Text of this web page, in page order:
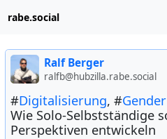
rabe.social
Ralf Berger
ralfb@hubzilla.rabe.social
#Digitalisierung, #Gender
Wie Solo-Selbstständige
Perspektiven entwickeln